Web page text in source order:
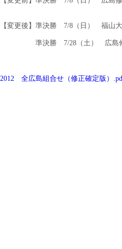
【変更後】準決勝 7/8（日） 福山
準決勝 7/28（土） 広島修
2012 全広島組合せ（修正確定版）